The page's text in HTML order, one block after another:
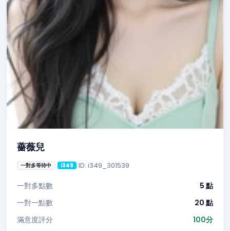
薔薇兒
一對多等待中 i349 ID: i349_301539
一對多點數
5 點
一對一點數
20 點
滿意度評分
100分